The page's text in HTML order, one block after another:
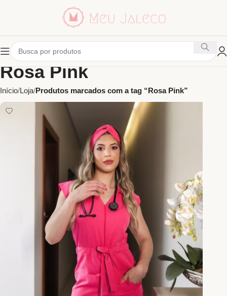
Rosa Pink
Início Loja Produtos marcados com a tag “Rosa Pink”